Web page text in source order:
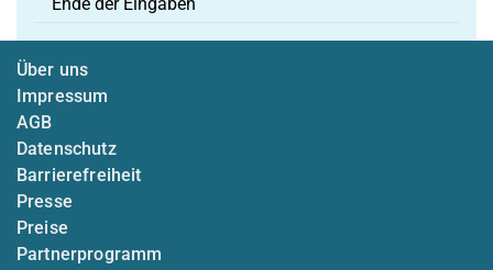
Über uns
Impressum
AGB
Datenschutz
Barrierefreiheit
Presse
Preise
Partnerprogramm